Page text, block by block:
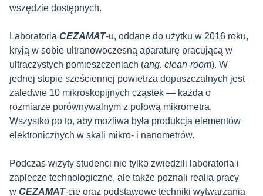
wszędzie dostępnych.
Laboratoria CEZAMAT-u, oddane do użytku w 2016 roku,
kryją w sobie ultranowoczesną aparaturę pracującą w
ultraczystych pomieszczeniach (ang. clean-room). W
jednej stopie sześciennej powietrza dopuszczalnych jest
zaledwie 10 mikroskopijnych cząstek — każda o
rozmiarze porównywalnym z połową mikrometra.
Wszystko po to, aby możliwa była produkcja elementów
elektronicznych w skali mikro- i nanometrów.
Podczas wizyty studenci nie tylko zwiedzili laboratoria i
zaplecze technologiczne, ale także poznali realia pracy
w CEZAMAT-cie oraz podstawowe techniki wytwarzania